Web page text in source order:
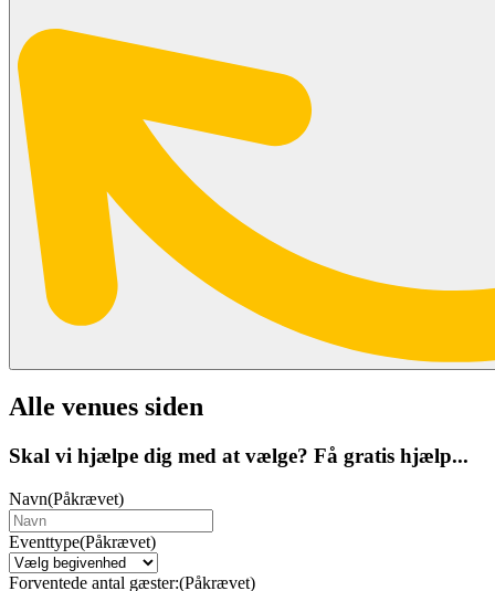
Alle venues siden
Skal vi hjælpe dig med at vælge? Få gratis hjælp...
Navn(Påkrævet)
Eventtype(Påkrævet)
Forventede antal gæster:(Påkrævet)